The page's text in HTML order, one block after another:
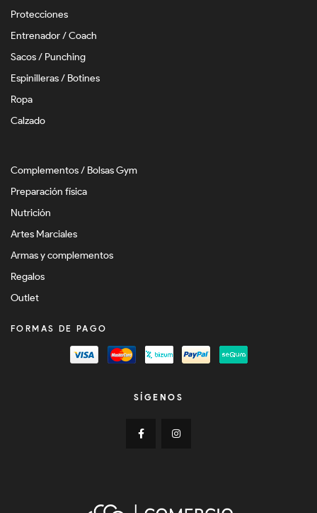
Protecciones
Entrenador / Coach
Sacos / Punching
Espinilleras / Botines
Ropa
Calzado
Complementos / Bolsas Gym
Preparación física
Nutrición
Artes Marciales
Armas y complementos
Regalos
Outlet
FORMAS DE PAGO
SÍGENOS